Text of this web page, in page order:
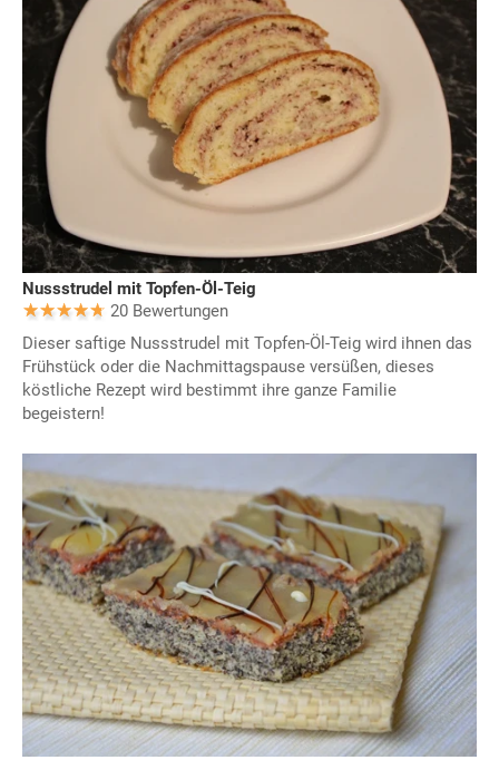
Nussstrudel mit Topfen-Öl-Teig
20 Bewertungen
Dieser saftige Nussstrudel mit Topfen-Öl-Teig wird ihnen das
Frühstück oder die Nachmittagspause versüßen, dieses
köstliche Rezept wird bestimmt ihre ganze Familie
begeistern!